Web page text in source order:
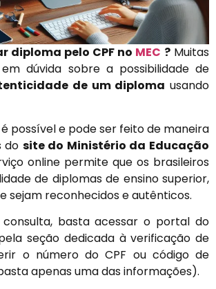
diploma pelo CPF no MEC ? Muitas
dúvida sobre a possibilidade de
de um diploma usando
é possível e pode ser feito de maneira
do site do Ministério da Educação
online permite que os brasileiros
de diplomas de ensino superior,
sejam reconhecidos e autênticos.
basta acessar o portal do
seção dedicada à verificação de
o número do CPF ou código de
apenas uma das informações).